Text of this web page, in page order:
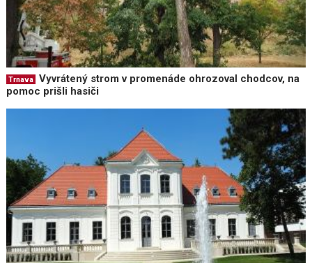
Trnava
Vyvrátený strom v promenáde ohrozoval chodcov, na
pomoc prišli hasiči